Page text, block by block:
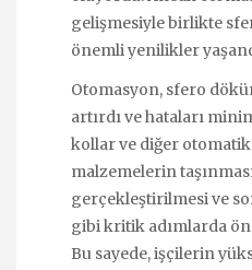
gelişmesiyle birlikte
önemli yenilikler
Otomasyon, sfero
artırdı ve hataları
kollar ve diğer
malzemelerin
gerçekleştirilmesi ve
gibi kritik adımlarda
Bu sayede, işçilerin